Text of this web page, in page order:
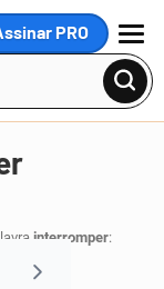
PRO
MENU
interromper: